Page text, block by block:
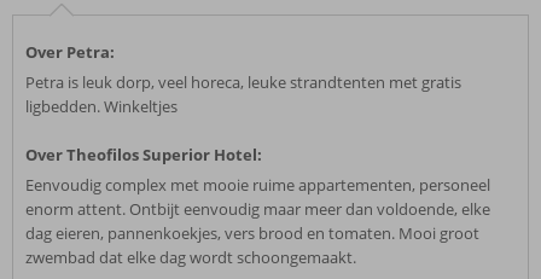
Over Petra:
Petra is leuk dorp, veel horeca, leuke strandtenten met gratis
ligbedden. Winkeltjes
Over Theofilos Superior Hotel:
Eenvoudig complex met mooie ruime appartementen, personeel
enorm attent. Ontbijt eenvoudig maar meer dan voldoende, elke
dag eieren, pannenkoekjes, vers brood en tomaten. Mooi groot
zwembad dat elke dag wordt schoongemaakt.